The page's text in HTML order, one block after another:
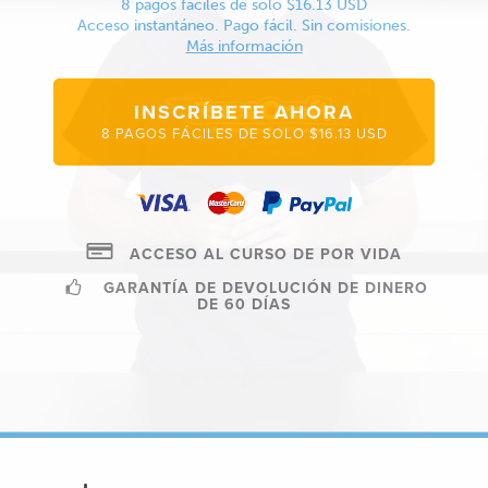
8 pagos fáciles de solo $16.13 USD
Acceso instantáneo. Pago fácil. Sin comisiones.
Más información
INSCRÍBETE AHORA
8 PAGOS FÁCILES DE SOLO $16.13 USD
ACCESO AL CURSO DE POR VIDA
GARANTÍA DE DEVOLUCIÓN DE DINERO
DE 60 DÍAS